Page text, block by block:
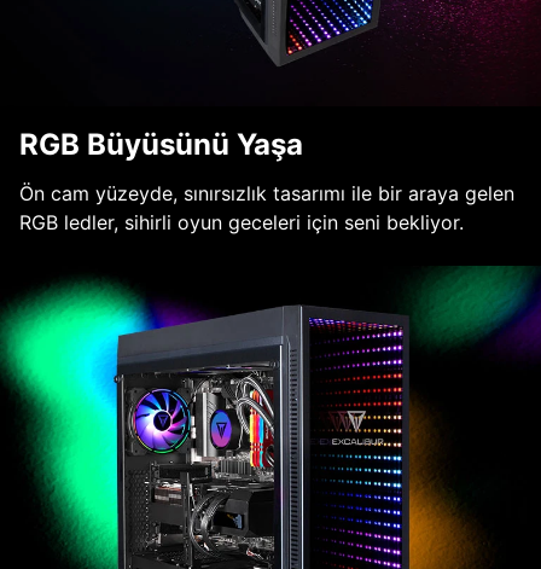
RGB Büyüsünü Yaşa
Ön cam yüzeyde, sınırsızlık tasarımı ile bir araya gelen
RGB ledler, sihirli oyun geceleri için seni bekliyor.